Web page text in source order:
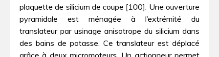
plaquette de silicium de coupe [100]. Une ouverture
pyramidale est ménagée à l’extrémité du
translateur par usinage anisotrope du silicium dans
des bains de potasse. Ce translateur est déplacé
grâce à deux micromoteurs. Un actionneur permet